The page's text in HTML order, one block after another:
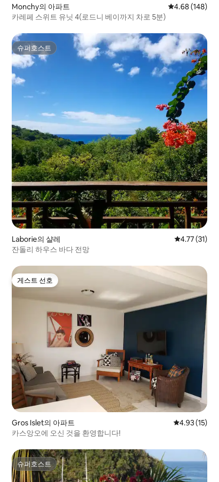
Monchy의 아파트 평점 4.68점(5
4.68 (148)
카레페 스위트 유닛 4(로드니 베이까지 차로 5분)
슈퍼호스트
슈퍼호스트
Laborie의 샬레 평점 4.77점
4.77 (31)
잔돌리 하우스 바다 전망
게스트 선호
게스트 선호
Gros Islet의 아파트 평점 4.93점
4.93 (15)
카스앙오에 오신 것을 환영합니다!
슈퍼호스트
슈퍼호스트